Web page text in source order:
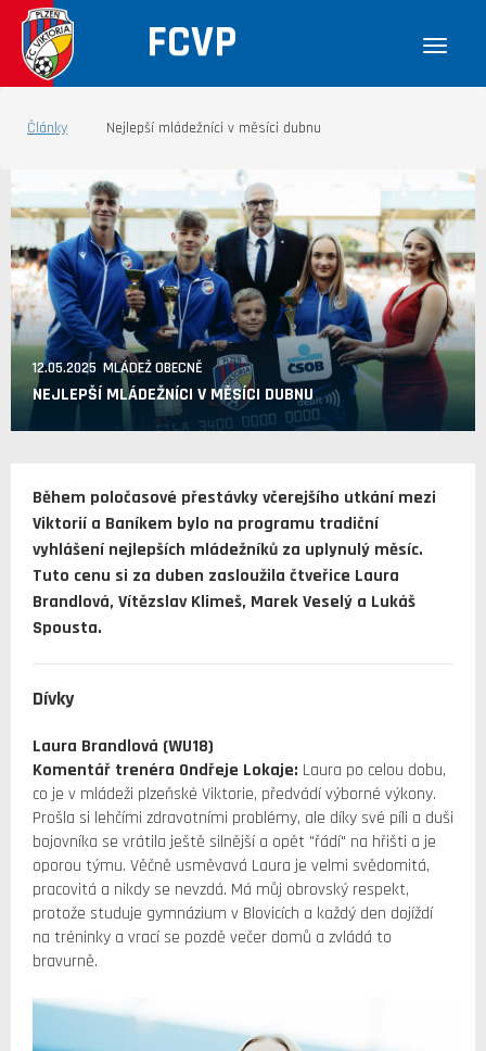
FCVP
Články Nejlepší mládežníci v měsíci dubnu
12.05.2025 MLÁDEŽ OBECNĚ
NEJLEPŠÍ MLÁDEŽNÍCI V MĚSÍCI DUBNU
Během poločasové přestávky včerejšího utkání mezi
Viktorií a Baníkem bylo na programu tradiční
vyhlášení nejlepších mládežníků za uplynulý měsíc.
Tuto cenu si za duben zasloužila čtveřice Laura
Brandlová, Vítězslav Klimeš, Marek Veselý a Lukáš
Spousta.
Dívky
Laura Brandlová (WU18)
Komentář trenéra Ondřeje Lokaje: Laura po celou dobu,
co je v mládeži plzeňské Viktorie, předvádí výborné výkony.
Prošla si lehčími zdravotními problémy, ale díky své píli a duši
bojovníka se vrátila ještě silnější a opět "řádí" na hřišti a je
oporou týmu. Věčně usměvavá Laura je velmi svědomitá,
pracovitá a nikdy se nevzdá. Má můj obrovský respekt,
protože studuje gymnázium v Blovicích a každý den dojíždí
na tréninky a vrací se pozdě večer domů a zvládá to
bravurně.